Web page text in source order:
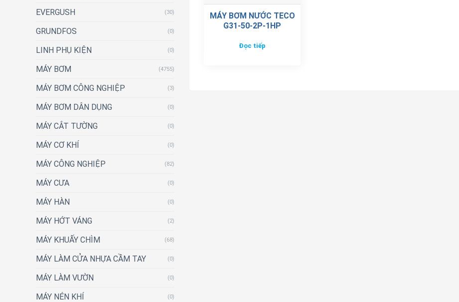
EVERGUSH (30)
GRUNDFOS (0)
LINH PHỤ KIỆN (0)
MÁY BƠM (4755)
MÁY BƠM CÔNG NGHIỆP (3)
MÁY BƠM DÂN DỤNG (0)
MÁY CẮT TƯỜNG (0)
MÁY CƠ KHÍ (0)
MÁY CÔNG NGHIỆP (82)
MÁY CƯA (0)
MÁY HÀN (0)
MÁY HỚT VÁNG (2)
MÁY KHUẤY CHÌM (68)
MÁY LÀM CỬA NHỰA CẦM TAY (0)
MÁY LÀM VƯỜN (0)
MÁY NÉN KHÍ (0)
MÁY BƠM NƯỚC TECO
G31-50-2P-1HP
Đọc tiếp